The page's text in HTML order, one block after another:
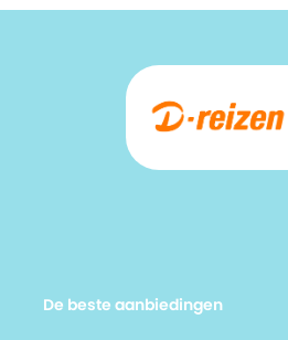
De beste aanbiedingen